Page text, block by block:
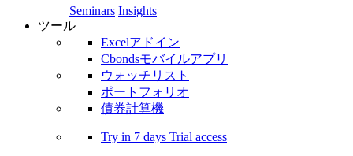
Seminars Insights
ツール
Excelアドイン
Cbondsモバイルアプリ
ウォッチリスト
ポートフォリオ
債券計算機
Try in 7 days Trial access